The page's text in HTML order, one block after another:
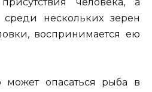
нескольких зерен
воспринимается ею
может опасаться рыба в